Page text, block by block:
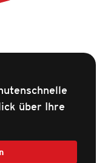
über Ihre